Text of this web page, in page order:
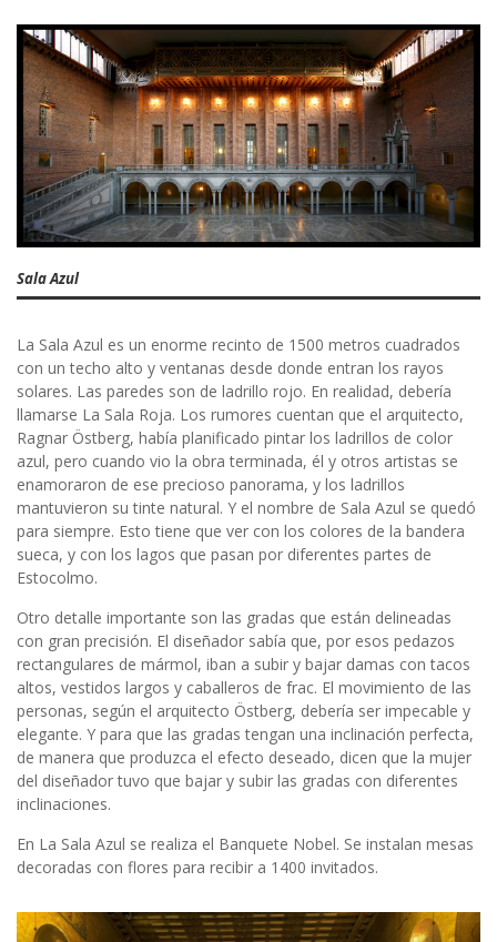
Sala Azul
La Sala Azul es un enorme recinto de 1500 metros cuadrados
con un techo alto y ventanas desde donde entran los rayos
solares. Las paredes son de ladrillo rojo. En realidad, debería
llamarse La Sala Roja. Los rumores cuentan que el arquitecto,
Ragnar Östberg, había planificado pintar los ladrillos de color
azul, pero cuando vio la obra terminada, él y otros artistas se
enamoraron de ese precioso panorama, y los ladrillos
mantuvieron su tinte natural. Y el nombre de Sala Azul se quedó
para siempre. Esto tiene que ver con los colores de la bandera
sueca, y con los lagos que pasan por diferentes partes de
Estocolmo.
Otro detalle importante son las gradas que están delineadas
con gran precisión. El diseñador sabía que, por esos pedazos
rectangulares de mármol, iban a subir y bajar damas con tacos
altos, vestidos largos y caballeros de frac. El movimiento de las
personas, según el arquitecto Östberg, debería ser impecable y
elegante. Y para que las gradas tengan una inclinación perfecta,
de manera que produzca el efecto deseado, dicen que la mujer
del diseñador tuvo que bajar y subir las gradas con diferentes
inclinaciones.
En La Sala Azul se realiza el Banquete Nobel. Se instalan mesas
decoradas con flores para recibir a 1400 invitados.